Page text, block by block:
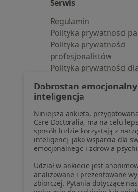
Serwis
Regulamin
Polityka prywatności
Polityka prywatności
profesjonalistów
Polityka prywatności dla
pozyskaliśmy
Polityka cookies
Jak działają wyniki
Dostępność
O nas
Praca Rekrutujemy!
Partnerzy
Centrum prasowe
Kontakt
Dobrostan
inteligencja
Niniejsza ankieta,
Care Doctoralia, ma na celu
sposób ludzie korzystają z
inteligencji jako wsparcia dla
emocjonalnego i zdrowia
Udział w ankiecie jest
analizowane i prezentowane
zbiorczej. Pytania dotyczące